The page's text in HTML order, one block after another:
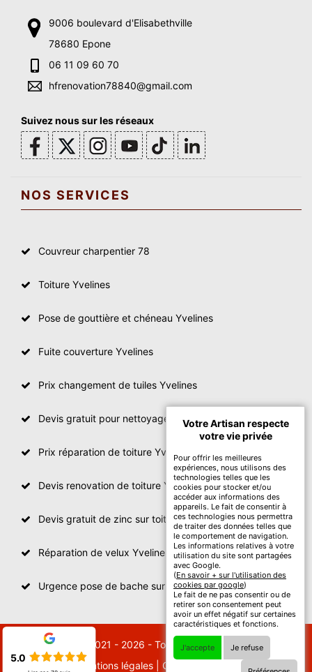
9006 boulevard d'Elisabethville
78680 Epone
06 11 09 60 70
hfrenovation78840@gmail.com
Suivez nous sur les réseaux
NOS SERVICES
Couvreur charpentier 78
Toiture Yvelines
Pose de gouttière et chéneau Yvelines
Fuite couverture Yvelines
Prix changement de tuiles Yvelines
Devis gratuit pour nettoyage toiture Yvelines
Prix réparation de toiture Yvelines
Devis renovation de toiture Yvelines
Devis gratuit de zinc sur toiture
Réparation de velux Yvelines
Urgence pose de bache sur toiture Yvelines
© 2021 - 2026 - Tout droit réservé
Mentions légales| Contactez-nous
Votre Artisan respecte
votre vie privée
Pour offrir les meilleures
expériences, nous utilisons des
technologies telles que les
cookies pour stocker et/ou
accéder aux informations des
appareils. Le fait de consentir à
ces technologies nous permettra
de traiter des données telles que
le comportement de navigation.
Les informations relatives à votre
utilisation du site sont partagées
avec Google.
(En savoir + sur l'utilisation des
cookies par google)
Le fait de ne pas consentir ou de
retirer son consentement peut
avoir un effet négatif sur certaines
caractéristiques et fonctions.
J'accepte Je refuse
5.0